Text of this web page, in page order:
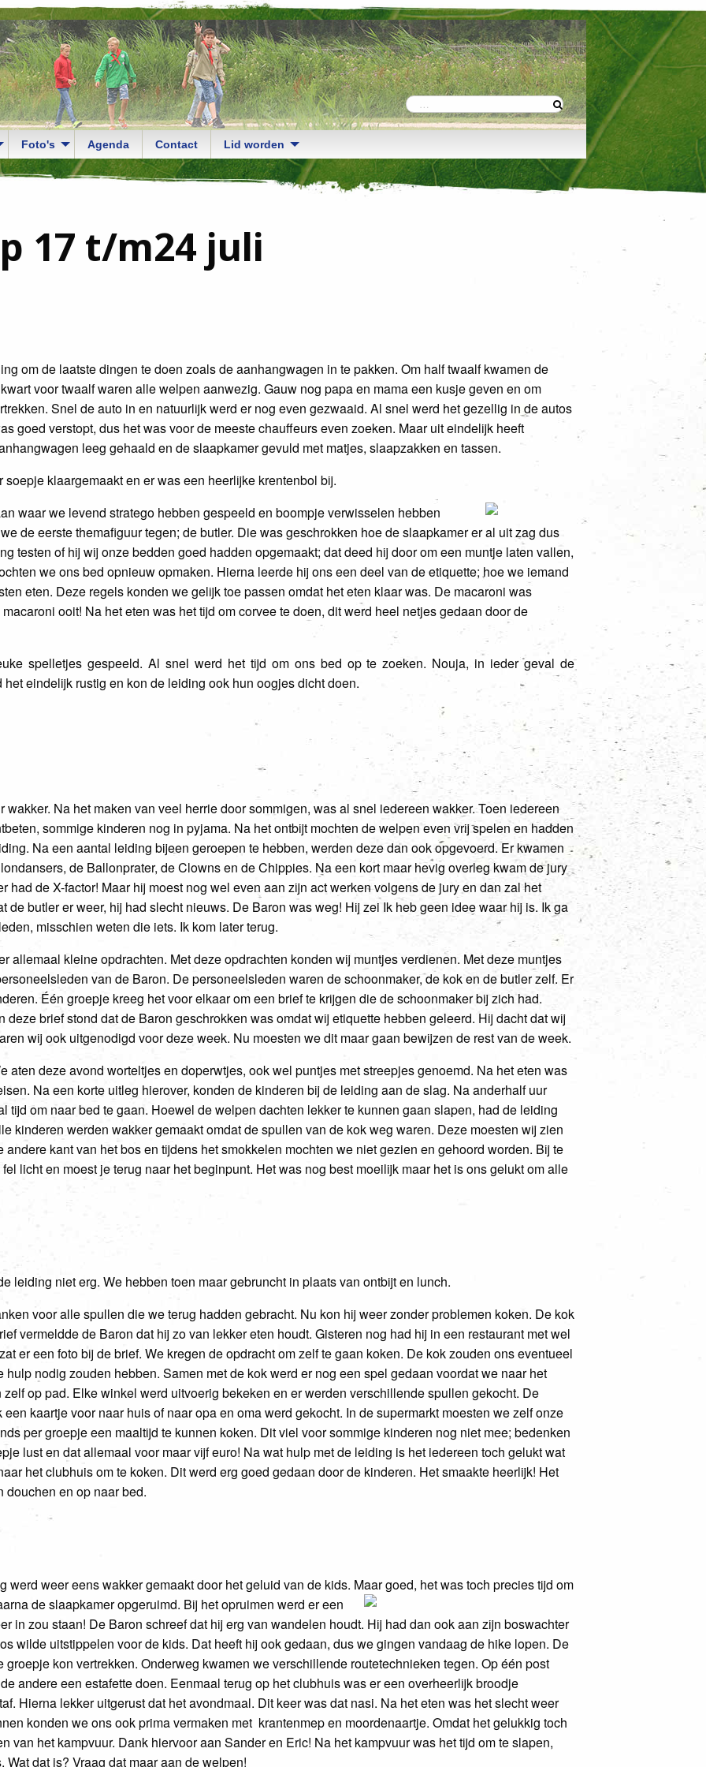
Foto's Agenda Contact Lid worden
17 t/m24 juli
om de laatste dingen te doen zoals de aanhangwagen in te pakken. Om half twaalf kwamen de
voor twaalf waren alle welpen aanwezig. Gauw nog papa en mama een kusje geven en om
Snel de auto in en natuurlijk werd er nog even gezwaaid. Al snel werd het gezellig in de autos
goed verstopt, dus het was voor de meeste chauffeurs even zoeken. Maar uit eindelijk heeft
leeg gehaald en de slaapkamer gevuld met matjes, slaapzakken en tassen.
klaargemaakt en er was een heerlijke krentenbol bij.
waar we levend stratego hebben gespeeld en boompje verwisselen hebben
de eerste themafiguur tegen; de butler. Die was geschrokken hoe de slaapkamer er al uit zag dus
testen of hij wij onze bedden goed hadden opgemaakt; dat deed hij door om een muntje laten vallen,
we ons bed opnieuw opmaken. Hierna leerde hij ons een deel van de etiquette; hoe we iemand
eten. Deze regels konden we gelijk toe passen omdat het eten klaar was. De macaroni was
ooit! Na het eten was het tijd om corvee te doen, dit werd heel netjes gedaan door de
spelletjes gespeeld. Al snel werd het tijd om ons bed op te zoeken. Nouja, in ieder geval de
het eindelijk rustig en kon de leiding ook hun oogjes dicht doen.
Na het maken van veel herrie door sommigen, was al snel iedereen wakker. Toen iedereen
sommige kinderen nog in pyjama. Na het ontbijt mochten de welpen even vrij spelen en hadden
Na een aantal leiding bijeen geroepen te hebben, werden deze dan ook opgevoerd. Er kwamen
de Ballonprater, de Clowns en de Chippies. Na een kort maar hevig overleg kwam de jury
had de X-factor! Maar hij moest nog wel even aan zijn act werken volgens de jury en dan zal het
butler er weer, hij had slecht nieuws. De Baron was weg! Hij zei Ik heb geen idee waar hij is. Ik ga
misschien weten die iets. Ik kom later terug.
allemaal kleine opdrachten. Met deze opdrachten konden wij muntjes verdienen. Met deze muntjes
van de Baron. De personeelsleden waren de schoonmaker, de kok en de butler zelf. Er
Één groepje kreeg het voor elkaar om een brief te krijgen die de schoonmaker bij zich had.
brief stond dat de Baron geschrokken was omdat wij etiquette hebben geleerd. Hij dacht dat wij
wij ook uitgenodigd voor deze week. Nu moesten we dit maar gaan bewijzen de rest van de week.
aten deze avond worteltjes en doperwtjes, ook wel puntjes met streepjes genoemd. Na het eten was
Na een korte uitleg hierover, konden de kinderen bij de leiding aan de slag. Na anderhalf uur
tijd om naar bed te gaan. Hoewel de welpen dachten lekker te kunnen gaan slapen, had de leiding
kinderen werden wakker gemaakt omdat de spullen van de kok weg waren. Deze moesten wij zien
kant van het bos en tijdens het smokkelen mochten we niet gezien en gehoord worden. Bij te
licht en moest je terug naar het beginpunt. Het was nog best moeilijk maar het is ons gelukt om alle
leiding niet erg. We hebben toen maar gebruncht in plaats van ontbijt en lunch.
voor alle spullen die we terug hadden gebracht. Nu kon hij weer zonder problemen koken. De kok
vermeldde de Baron dat hij zo van lekker eten houdt. Gisteren nog had hij in een restaurant met wel
er een foto bij de brief. We kregen de opdracht om zelf te gaan koken. De kok zouden ons eventueel
nodig zouden hebben. Samen met de kok werd er nog een spel gedaan voordat we naar het
op pad. Elke winkel werd uitvoerig bekeken en er werden verschillende spullen gekocht. De
kaartje voor naar huis of naar opa en oma werd gekocht. In de supermarkt moesten we zelf onze
per groepje een maaltijd te kunnen koken. Dit viel voor sommige kinderen nog niet mee; bedenken
lust en dat allemaal voor maar vijf euro! Na wat hulp met de leiding is het iedereen toch gelukt wat
het clubhuis om te koken. Dit werd erg goed gedaan door de kinderen. Het smaakte heerlijk! Het
en op naar bed.
werd weer eens wakker gemaakt door het geluid van de kids. Maar goed, het was toch precies tijd om
de slaapkamer opgeruimd. Bij het opruimen werd er een
in zou staan! De Baron schreef dat hij erg van wandelen houdt. Hij had dan ook aan zijn boswachter
wilde uitstippelen voor de kids. Dat heeft hij ook gedaan, dus we gingen vandaag de hike lopen. De
kon vertrekken. Onderweg kwamen we verschillende routetechnieken tegen. Op één post
andere een estafette doen. Eenmaal terug op het clubhuis was er een overheerlijk broodje
Hierna lekker uitgerust dat het avondmaal. Dit keer was dat nasi. Na het eten was het slecht weer
konden we ons ook prima vermaken met krantenmep en moordenaartje. Omdat het gelukkig toch
van het kampvuur. Dank hiervoor aan Sander en Eric! Na het kampvuur was het tijd om te slapen,
dat is? Vraag dat maar aan de welpen!